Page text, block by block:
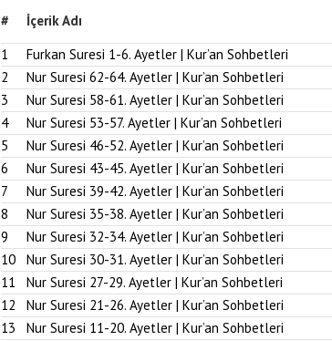
# İçerik Adı
1
Furkan Suresi 1-6. Ayetler | Kur’an Sohbetleri
2
Nur Suresi 62-64. Ayetler | Kur’an Sohbetleri
3
Nur Suresi 58-61. Ayetler | Kur’an Sohbetleri
4
Nur Suresi 53-57. Ayetler | Kur’an Sohbetleri
5
Nur Suresi 46-52. Ayetler | Kur’an Sohbetleri
6
Nur Suresi 43-45. Ayetler | Kur’an Sohbetleri
7
Nur Suresi 39-42. Ayetler | Kur’an Sohbetleri
8
Nur Suresi 35-38. Ayetler | Kur’an Sohbetleri
9
Nur Suresi 32-34. Ayetler | Kur’an Sohbetleri
10
Nur Suresi 30-31. Ayetler | Kur’an Sohbetleri
11
Nur Suresi 27-29. Ayetler | Kur’an Sohbetleri
12
Nur Suresi 21-26. Ayetler | Kur’an Sohbetleri
13
Nur Suresi 11-20. Ayetler | Kur’an Sohbetleri